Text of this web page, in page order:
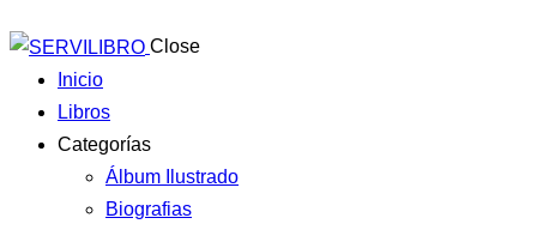
Close
Inicio
Libros
Categorías
Álbum Ilustrado
Biografias